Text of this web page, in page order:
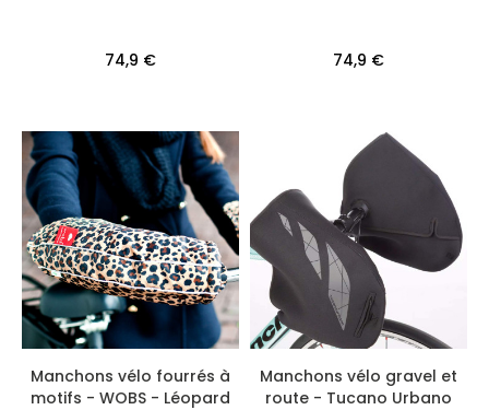
74,9 € 74,9 €
Manchons vélo fourrés à
motifs - WOBS - Léopard
Manchons vélo gravel et
route - Tucano Urbano